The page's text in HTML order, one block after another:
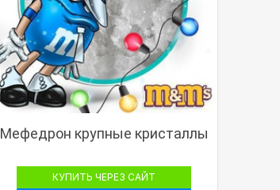
Мефедрон крупные кристаллы
КУПИТЬ ЧЕРЕЗ САЙТ